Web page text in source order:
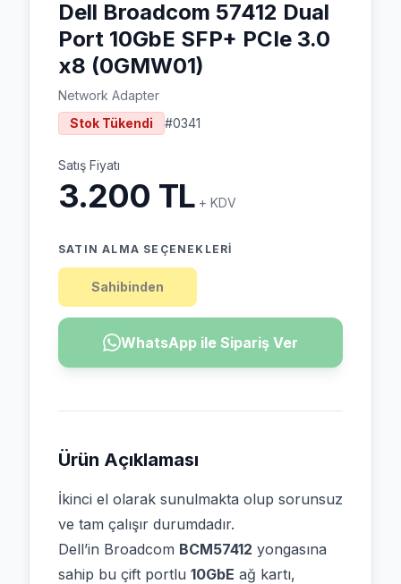
Dell Broadcom 57412 Dual
Port 10GbE SFP+ PCIe 3.0
x8 (0GMW01)
Network Adapter
Stok Tükendi
#0341
Satış Fiyatı
3.200 TL + KDV
SATIN ALMA SEÇENEKLERI
Sahibinden
WhatsApp ile Sipariş Ver
Ürün Açıklaması
İkinci el olarak sunulmakta olup sorunsuz
ve tam çalışır durumdadır.
Dell’in Broadcom BCM57412 yongasına
sahip bu çift portlu 10GbE ağ kartı,